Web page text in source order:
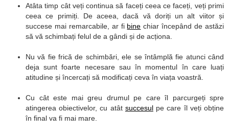
Atâta timp cât veți continua să faceți ceea ce faceți, veți primi
ceea ce primiți. De aceea, dacă vă doriți un alt viitor și
succese mai remarcabile, ar fi bine chiar începând de astăzi
să vă schimbați felul de a gândi și de acționa.
Nu vă fie frică de schimbări, ele se întâmplă fie atunci când
deja sunt foarte necesare sau în momentul în care luați
atitudine și încercați să modificați ceva în viața voastră.
Cu cât este mai greu drumul pe care îl parcurgeți spre
atingerea obiectivelor, cu atât succesulpe care îl veți obține
în final va fi mai mare.